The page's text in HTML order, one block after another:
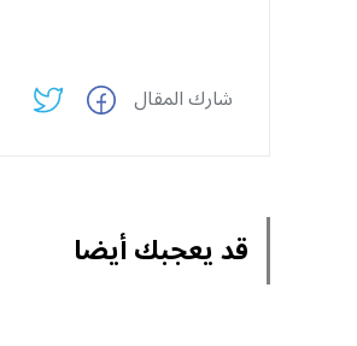
شارك المقال
قد يعجبك أيضا